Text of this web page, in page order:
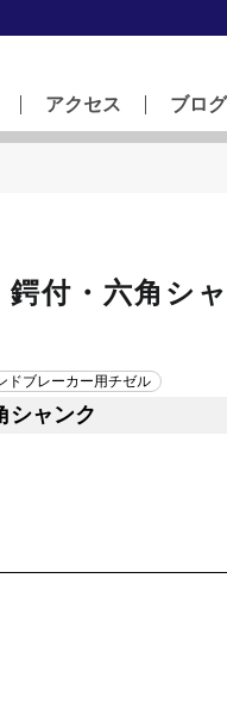
アクセス ブログ
付・六角シ
ドブレーカー用チゼル
シャンク